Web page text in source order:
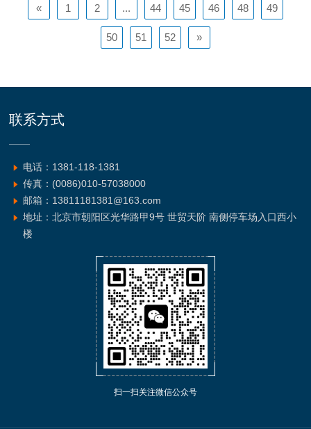
« 1 2 ... 44 45 46 48 49
50 51 52 »
联系方式
电话：1381-118-1381
传真：(0086)010-57038000
邮箱：13811181381@163.com
地址：北京市朝阳区光华路甲9号 世贸天阶 南侧停车场入口西小
楼
扫一扫关注微信公众号